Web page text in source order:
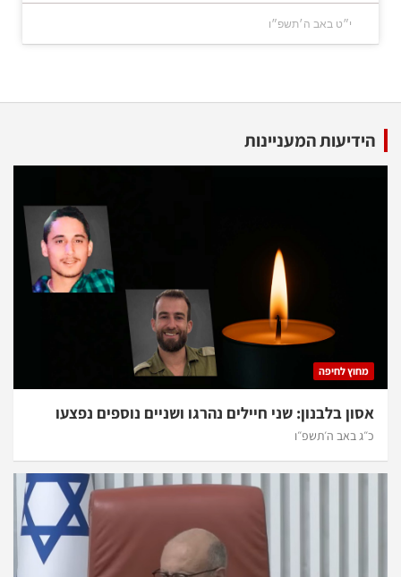
י״ט באב ה׳תשפ״ו
הידיעות המעניינות
מחוץ לחיפה
אסון בלבנון: שני חיילים נהרגו ושניים נוספים נפצעו
כ״ג באב ה׳תשפ״ו